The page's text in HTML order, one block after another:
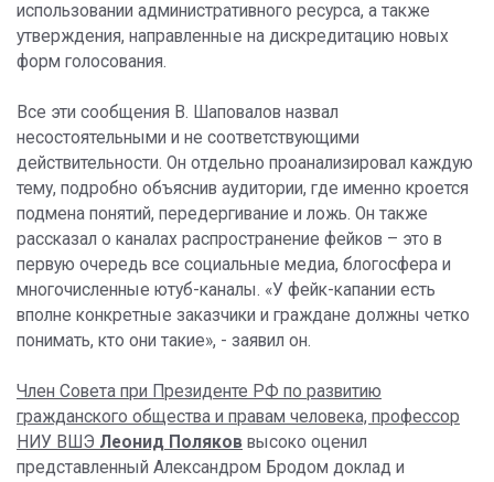
использовании административного ресурса, а также
утверждения, направленные на дискредитацию новых
форм голосования.
Все эти сообщения В. Шаповалов назвал
несостоятельными и не соответствующими
действительности. Он отдельно проанализировал каждую
тему, подробно объяснив аудитории, где именно кроется
подмена понятий, передергивание и ложь. Он также
рассказал о каналах распространение фейков – это в
первую очередь все социальные медиа, блогосфера и
многочисленные ютуб-каналы. «У фейк-капании есть
вполне конкретные заказчики и граждане должны четко
понимать, кто они такие», - заявил он.
Член Совета при Президенте РФ по развитию
гражданского общества и правам человека, профессор
НИУ ВШЭ Леонид Поляков высоко оценил
представленный Александром Бродом доклад и